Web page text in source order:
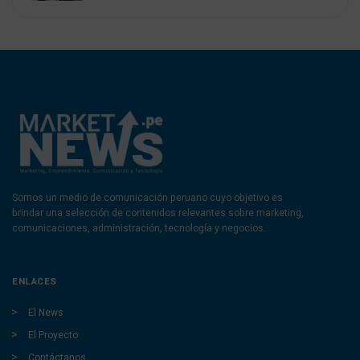
Somos un medio de comunicación peruano cuyo objetivo es
brindar una selección de contenidos relevantes sobre marketing,
comunicaciones, administración, tecnología y negocios.
ENLACES
El News
El Proyecto